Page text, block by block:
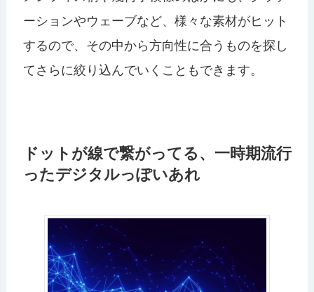
ーションやウェーブなど、様々な素材がヒット
するので、その中から方向性に合うものを探し
てさらに絞り込んでいくこともできます。
ドットが線で繋がってる、一時期流行
ったデジタルっぽいあれ